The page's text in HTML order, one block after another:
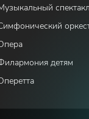
детям